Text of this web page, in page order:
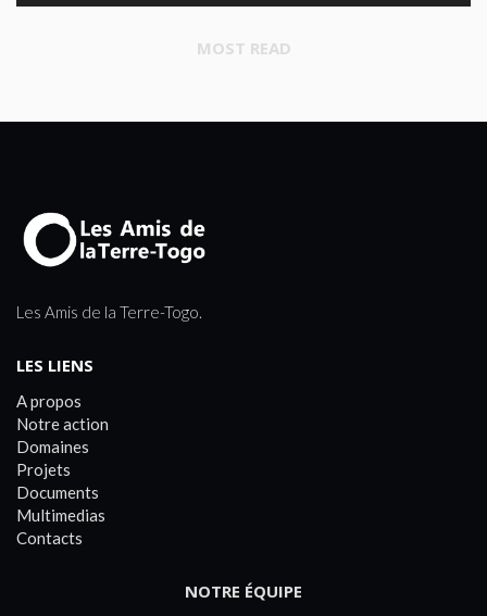
MOST READ
Les Amis de la Terre-Togo.
LES LIENS
A propos
Notre action
Domaines
Projets
Documents
Multimedias
Contacts
NOTRE ÉQUIPE